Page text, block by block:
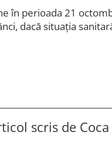
în perioada 21
dacă situația
scris de